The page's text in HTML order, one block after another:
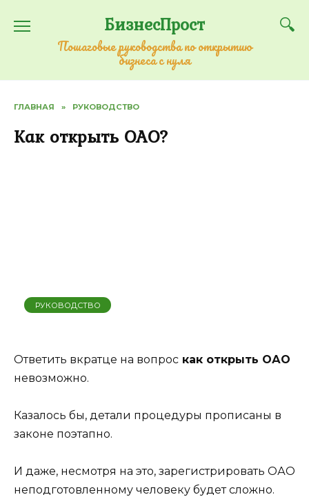
содержанию
БизнесПрост
Пошаговые руководства по открытию
бизнеса с нуля
ГЛАВНАЯ » РУКОВОДСТВО
Как открыть ОАО?
РУКОВОДСТВО
Ответить вкратце на вопрос как открыть ОАО
невозможно.
Казалось бы, детали процедуры прописаны в
законе поэтапно.
И даже, несмотря на это, зарегистрировать ОАО
неподготовленному человеку будет сложно.